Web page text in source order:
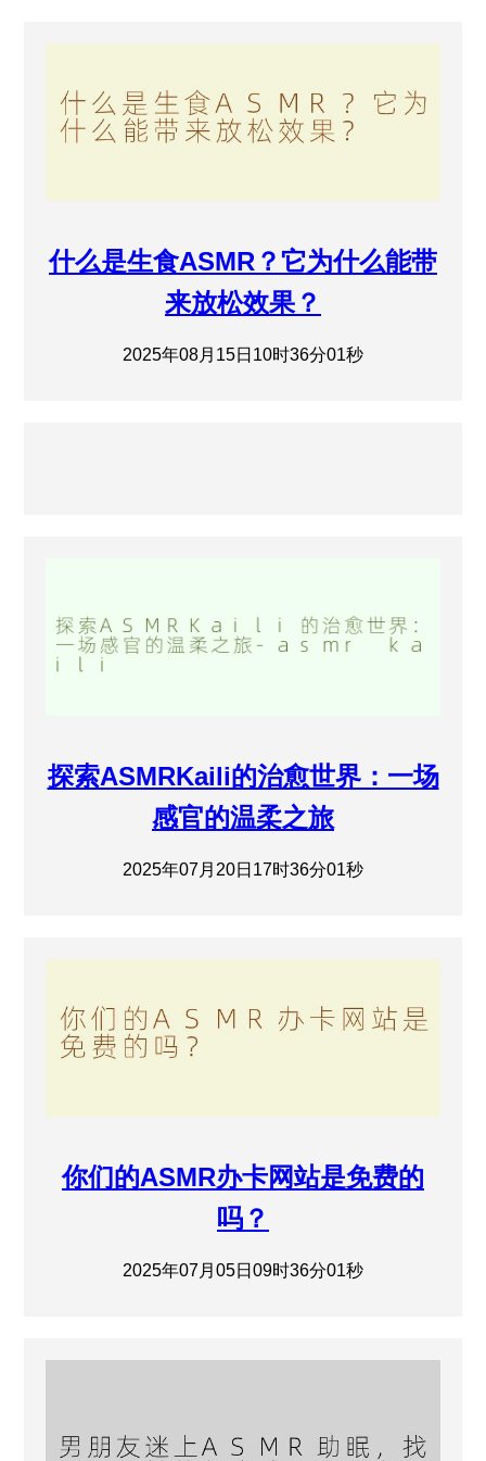
什么是生食ASMR？它为什么能带
来放松效果？
2025年08月15日10时36分01秒
探索ASMRKaili的治愈世界：一场
感官的温柔之旅
2025年07月20日17时36分01秒
你们的ASMR办卡网站是免费的
吗？
2025年07月05日09时36分01秒